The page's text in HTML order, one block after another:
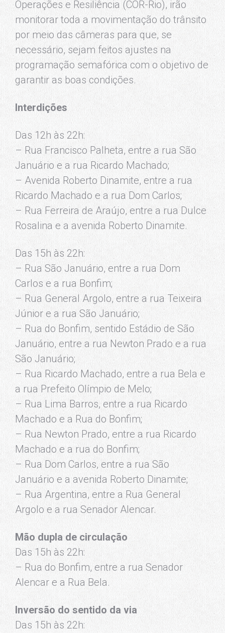
Operações e Resiliência (COR-Rio), irão
monitorar toda a movimentação do trânsito
por meio das câmeras para que, se
necessário, sejam feitos ajustes na
programação semafórica com o objetivo de
garantir as boas condições.
Interdições
Das 12h às 22h:
– Rua Francisco Palheta, entre a rua São
Januário e a rua Ricardo Machado;
– Avenida Roberto Dinamite, entre a rua
Ricardo Machado e a rua Dom Carlos;
– Rua Ferreira de Araújo, entre a rua Dulce
Rosalina e a avenida Roberto Dinamite.
Das 15h às 22h:
– Rua São Januário, entre a rua Dom
Carlos e a rua Bonfim;
– Rua General Argolo, entre a rua Teixeira
Júnior e a rua São Januário;
– Rua do Bonfim, sentido Estádio de São
Januário, entre a rua Newton Prado e a rua
São Januário;
– Rua Ricardo Machado, entre a rua Bela e
a rua Prefeito Olímpio de Melo;
– Rua Lima Barros, entre a rua Ricardo
Machado e a Rua do Bonfim;
– Rua Newton Prado, entre a rua Ricardo
Machado e a rua do Bonfim;
– Rua Dom Carlos, entre a rua São
Januário e a avenida Roberto Dinamite;
– Rua Argentina, entre a Rua General
Argolo e a rua Senador Alencar.
Mão dupla de circulação
Das 15h às 22h:
– Rua do Bonfim, entre a rua Senador
Alencar e a Rua Bela.
Inversão do sentido da via
Das 15h às 22h: